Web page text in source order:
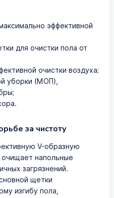
эффективной
для очистки пола от
очистки воздуха;
уборки (МОП),
за чистоту
V-образную
напольные
загрязнений.
щетки
изгибу пола,